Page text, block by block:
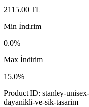
2115.00 TL
Min İndirim
0.0%
Max İndirim
15.0%
Product ID: stanley-
dayanikli-ve-sik-tasarim